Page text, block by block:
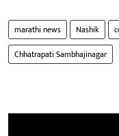
marathi news Nashik
Chhatrapati Sambhajinagar